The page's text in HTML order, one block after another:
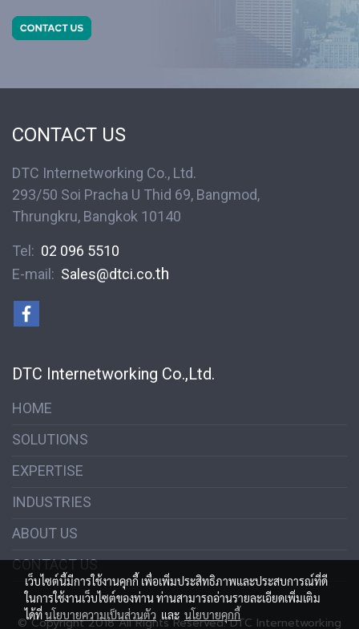
CONTACT US
DTC Internetworking Co., Ltd.
293/50 Soi Pracha U Thid 69, Bangmod,
Thrungkru, Bangkok 10140
Tel: 02 096 5510
E-mail: Sales@dtci.co.th
DTC Internetworking Co.,Ltd.
HOME
SOLUTIONS
EXPERTISE
INDUSTRIES
ABOUT US
CONTACT US
© Copyright 2018 All Rights Reserved. DTC Internetworking
เว็บไซต์นี้มีการใช้งานคุกกี้ เพื่อเพิ่มประสิทธิภาพและประสบการณ์ที่ดี
ในการใช้งานเว็บไซต์ของท่าน ท่านสามารถอ่านรายละเอียดเพิ่มเติม
ได้ที่นโยบายความเป็นส่วนตัว และ นโยบายคุกกี้